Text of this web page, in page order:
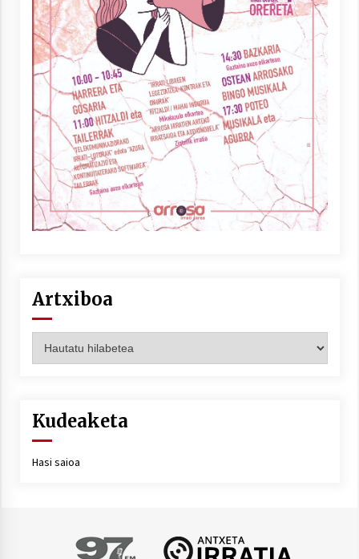
Artxiboa
Kudeaketa
Hasi saioa